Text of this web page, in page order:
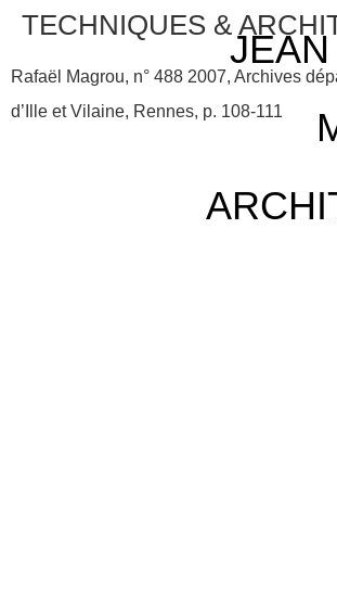
TECHNIQUES &
Rafaël Magrou, n° 488 2007, Archives
d’Ille et Vilaine, Rennes, p. 108-111